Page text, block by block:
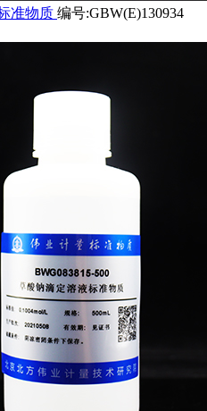
准物质 编号:GBW(E)130934